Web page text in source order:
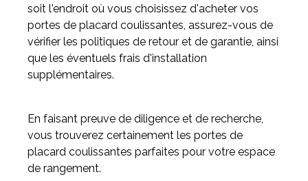
soit l'endroit où vous choisissez d'acheter vos
portes de placard coulissantes, assurez-vous de
vérifier les politiques de retour et de garantie, ainsi
que les éventuels frais d'installation
supplémentaires.
En faisant preuve de diligence et de recherche,
vous trouverez certainement les portes de
placard coulissantes parfaites pour votre espace
de rangement.